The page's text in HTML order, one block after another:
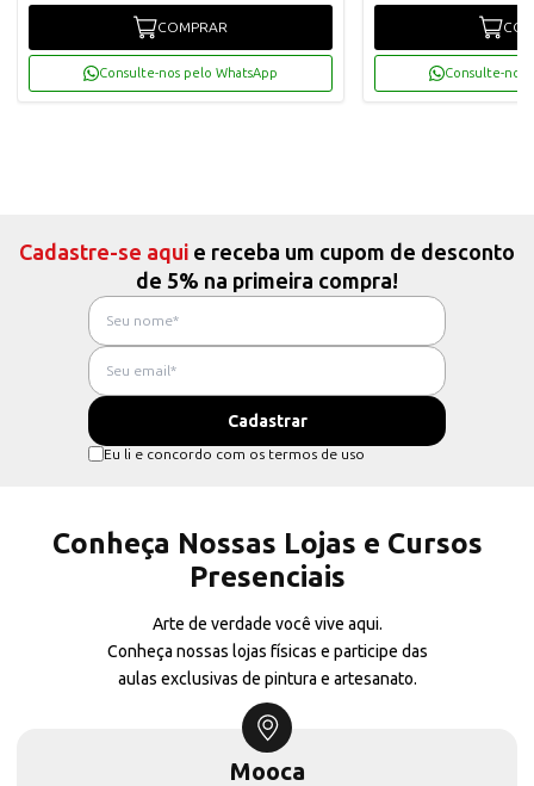
COMPRAR
Consulte-nos pelo WhatsApp Consulte-nos
Cadastre-se aqui e receba um cupom de desconto
de 5% na primeira compra!
Eu li e concordo com os termos de uso
Conheça Nossas Lojas e Cursos
Presenciais
Arte de verdade você vive aqui.
Conheça nossas lojas físicas e participe das
aulas exclusivas de pintura e artesanato.
Mooca